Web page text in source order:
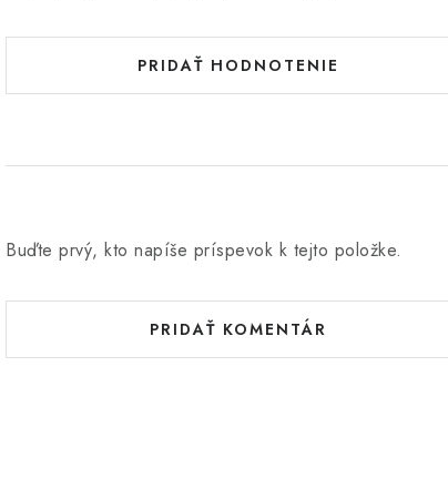
PRIDAŤ HODNOTENIE
Buďte prvý, kto napíše príspevok k tejto položke.
PRIDAŤ KOMENTÁR